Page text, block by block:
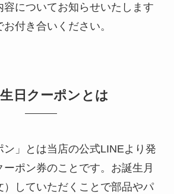
容についてお知らせいたします
付き合いください。
日クーポンとは
ン」とは当店の公式LINEより発
ポン券のことです。お誕生月
）していただくことで部品やパ